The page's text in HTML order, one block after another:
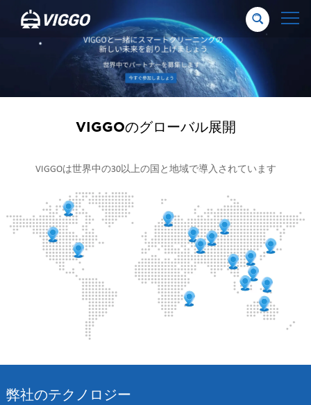
VIGGOのグローバル展開
VIGGOは世界中の30以上の国と地域で導入されています
弊社のテクノロジー